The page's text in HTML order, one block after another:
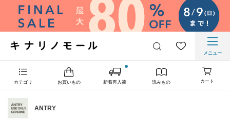
メニュー
カテゴリ お買いもの 新着再入荷 読みもの カート
ANTRY